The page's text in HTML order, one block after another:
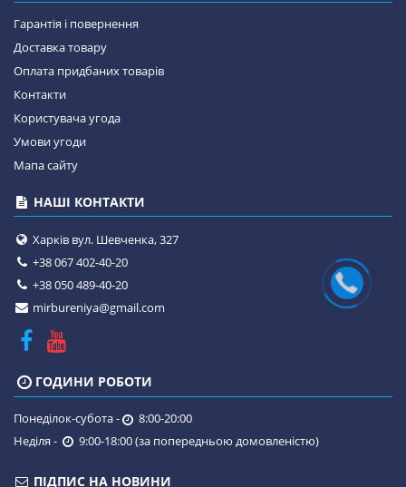
Гарантія і повернення
Доставка товару
Оплата придбаних товарів
Контакти
Користувача угода
Умови угоди
Мапа сайту
НАШІ КОНТАКТИ
Харків вул. Шевченка, 327
+38 067 402-40-20
+38 050 489-40-20
mirbureniya@gmail.com
ГОДИНИ РОБОТИ
Понеділок-субота -
8:00-20:00
Неділя -
9:00-18:00 (за попередньою домовленістю)
ПІДПИС НА НОВИНИ